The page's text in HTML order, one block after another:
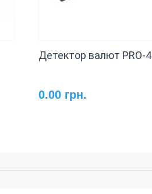
Детектор валют PRO-4
0.00 грн.